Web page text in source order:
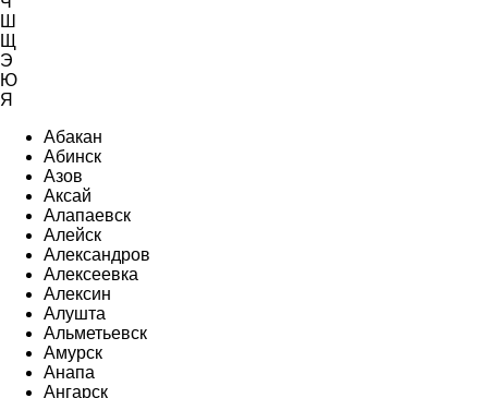
Ш
Щ
Э
Ю
Я
Абакан
Абинск
Азов
Аксай
Алапаевск
Алейск
Александров
Алексеевка
Алексин
Алушта
Альметьевск
Амурск
Анапа
Ангарск